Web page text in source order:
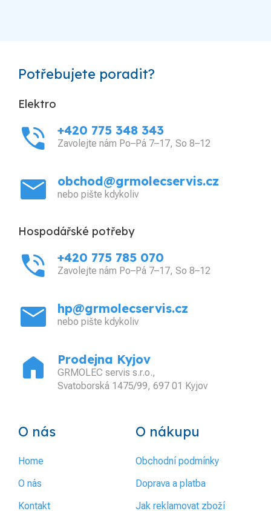
Potřebujete poradit?
Elektro
phone_in_talk +420 775 348 343
Zavolejte nám Po–Pá 7–17, So 8–12
mail obchod@grmolecservis.cz
nebo pište kdykoliv
Hospodářské potřeby
phone_in_talk +420 775 785 070
Zavolejte nám Po–Pá 7–17, So 8–12
mail hp@grmolecservis.cz
nebo pište kdykoliv
home Prodejna Kyjov
GRMOLEC servis s.r.o.,
Svatoborská 1475/99, 697 01 Kyjov
O nás
Home
O nás
Kontakt
O nákupu
Obchodní podmínky
Doprava a platba
Jak reklamovat zboží